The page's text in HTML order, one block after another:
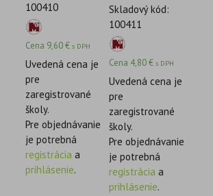
100410
Cena 9,60€ s DPH
Uvedená cena je
pre
zaregistrované
školy.
Pre objednávanie
je potrebná
registrácia a
prihlásenie.
Skladový kód:
100411
Cena 4,80€ s DPH
Uvedená cena je
pre
zaregistrované
školy.
Pre objednávanie
je potrebná
registrácia a
prihlásenie.